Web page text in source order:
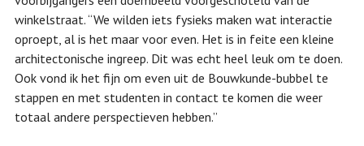
winkelstraat. “We wilden iets fysieks maken wat interactie
oproept, al is het maar voor even. Het is in feite een kleine
architectonische ingreep. Dit was echt heel leuk om te doen.
Ook vond ik het fijn om even uit de Bouwkunde-bubbel te
stappen en met studenten in contact te komen die weer
totaal andere perspectieven hebben.”